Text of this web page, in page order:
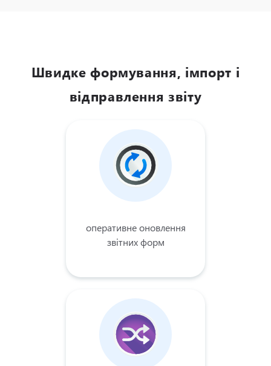
Швидке формування, імпорт і
відправлення звіту
оперативне оновлення
звітних форм